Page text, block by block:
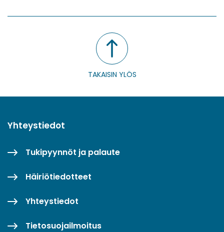
TAKAISIN YLÖS
Yhteystiedot
Tukipyynnöt ja palaute
Häiriötiedotteet
Yhteystiedot
Tietosuojailmoitus